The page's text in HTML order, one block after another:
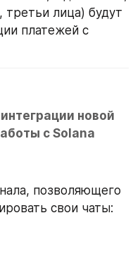
, третьи лица) будут
платежей с
новой
с Solana
позволяющего
свои чаты: